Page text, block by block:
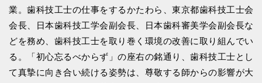
業。歯科技工士の仕事をするかたわら、東京都歯科技工士会
会⻑、日本歯科技工学会副会長、日本歯科審美学会副会長な
どを務め、歯科技工士を取り巻く環境の改善に取り組んでい
る。「初心忘るべからず」の座右の銘通り、歯科技工士とし
て真摯に向き合い続ける姿勢は、尊敬する師からの影響が大